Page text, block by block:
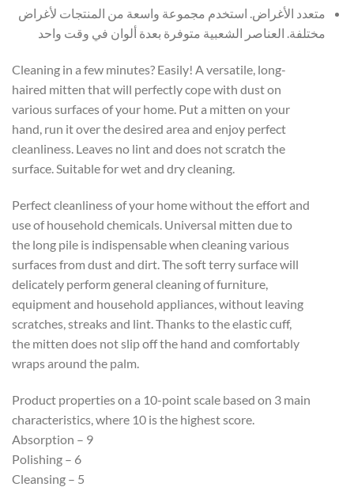
متعدد الأغراض. استخدم مجموعة واسعة من المنتجات لأغراض
مختلفة. العناصر الشعبية متوفرة بعدة ألوان في وقت واحد
Cleaning in a few minutes? Easily! A versatile, long-
haired mitten that will perfectly cope with dust on
various surfaces of your home. Put a mitten on your
hand, run it over the desired area and enjoy perfect
cleanliness. Leaves no lint and does not scratch the
surface. Suitable for wet and dry cleaning.
Perfect cleanliness of your home without the effort and
use of household chemicals. Universal mitten due to
the long pile is indispensable when cleaning various
surfaces from dust and dirt. The soft terry surface will
delicately perform general cleaning of furniture,
equipment and household appliances, without leaving
scratches, streaks and lint. Thanks to the elastic cuff,
the mitten does not slip off the hand and comfortably
wraps around the palm.
Product properties on a 10-point scale based on 3 main
characteristics, where 10 is the highest score.
Absorption – 9
Polishing – 6
Cleansing – 5